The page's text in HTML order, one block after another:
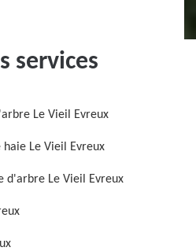
services
Le Vieil Evreux
Le Vieil Evreux
d'arbre Le Vieil Evreux